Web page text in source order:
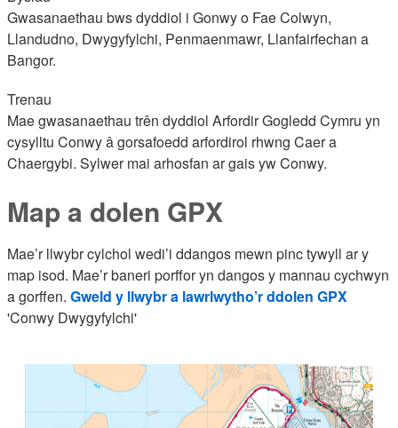
Gwasanaethau bws dyddiol i Gonwy o Fae Colwyn,
Llandudno, Dwygyfylchi, Penmaenmawr, Llanfairfechan a
Bangor.
Trenau
Mae gwasanaethau trên dyddiol Arfordir Gogledd Cymru yn
cysylltu Conwy â gorsafoedd arfordirol rhwng Caer a
Chaergybi. Sylwer mai arhosfan ar gais yw Conwy.
Map a dolen GPX
Mae’r llwybr cylchol wedi’i ddangos mewn pinc tywyll ar y
map isod. Mae’r baneri porffor yn dangos y mannau cychwyn
a gorffen. Gweld y llwybr a lawrlwytho’r ddolen GPX
'Conwy Dwygyfylchi'